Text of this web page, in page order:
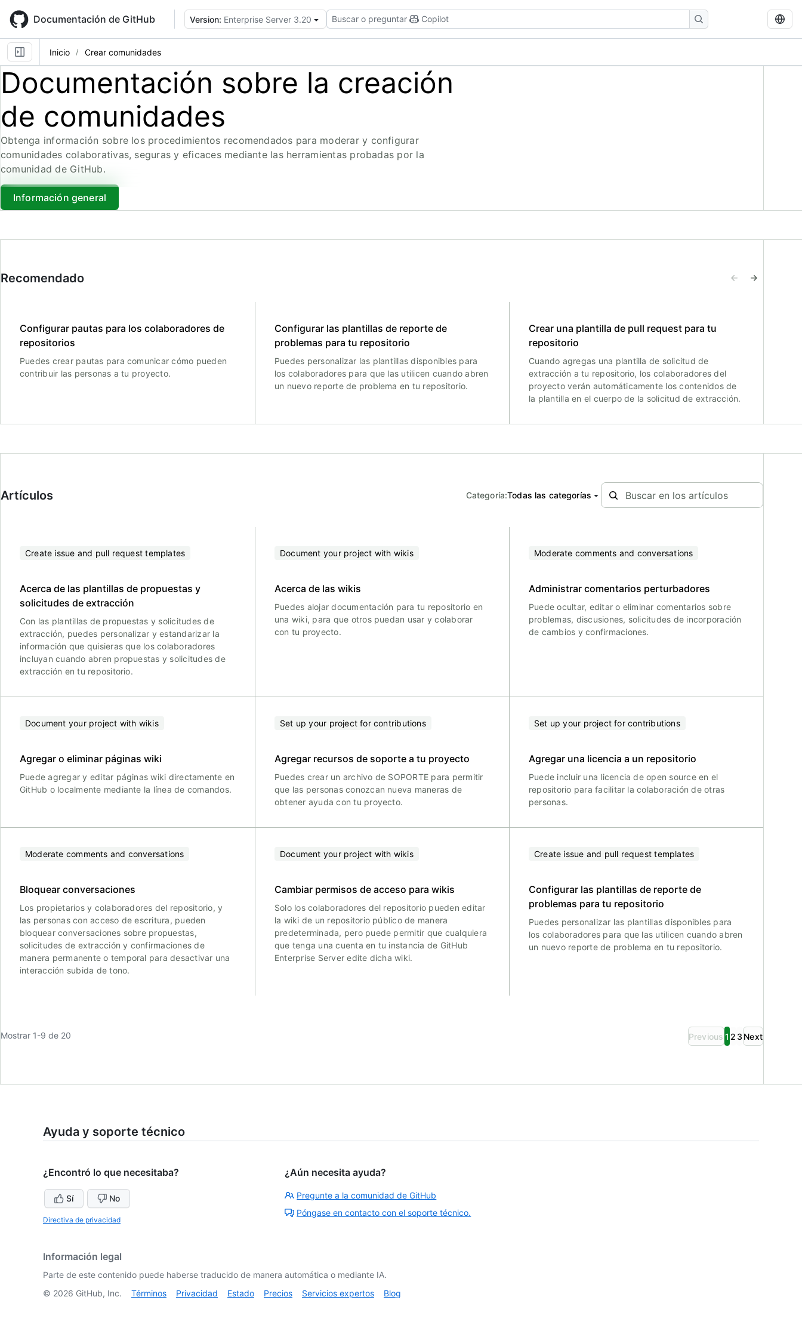
main
content
Documentación de GitHub Version: Enterprise Server 3.20 Buscar o preguntar Copilot
Inicio Crear comunidades
Documentación sobre la creación
de comunidades
Obtenga información sobre los procedimientos recomendados para moderar y configurar
comunidades colaborativas, seguras y eficaces mediante las herramientas probadas por la
comunidad de GitHub.
Información general
Recomendado
Configurar pautas para los colaboradores de
repositorios
Puedes crear pautas para comunicar cómo pueden
contribuir las personas a tu proyecto.
Configurar las plantillas de reporte de
problemas para tu repositorio
Puedes personalizar las plantillas disponibles para
los colaboradores para que las utilicen cuando abren
un nuevo reporte de problema en tu repositorio.
Crear una plantilla de pull request para tu
repositorio
Cuando agregas una plantilla de solicitud de
extracción a tu repositorio, los colaboradores del
proyecto verán automáticamente los contenidos de
la plantilla en el cuerpo de la solicitud de extracción.
Artículos Categoría:Todas las categorías
Create issue and pull request templates
Acerca de las plantillas de propuestas y
solicitudes de extracción
Con las plantillas de propuestas y solicitudes de
extracción, puedes personalizar y estandarizar la
información que quisieras que los colaboradores
incluyan cuando abren propuestas y solicitudes de
extracción en tu repositorio.
Document your project with wikis
Acerca de las wikis
Puedes alojar documentación para tu repositorio en
una wiki, para que otros puedan usar y colaborar
con tu proyecto.
Moderate comments and conversations
Administrar comentarios perturbadores
Puede ocultar, editar o eliminar comentarios sobre
problemas, discusiones, solicitudes de incorporación
de cambios y confirmaciones.
Document your project with wikis
Agregar o eliminar páginas wiki
Puede agregar y editar páginas wiki directamente en
GitHub o localmente mediante la línea de comandos.
Set up your project for contributions
Agregar recursos de soporte a tu proyecto
Puedes crear un archivo de SOPORTE para permitir
que las personas conozcan nueva maneras de
obtener ayuda con tu proyecto.
Set up your project for contributions
Agregar una licencia a un repositorio
Puede incluir una licencia de open source en el
repositorio para facilitar la colaboración de otras
personas.
Moderate comments and conversations
Bloquear conversaciones
Los propietarios y colaboradores del repositorio, y
las personas con acceso de escritura, pueden
bloquear conversaciones sobre propuestas,
solicitudes de extracción y confirmaciones de
manera permanente o temporal para desactivar una
interacción subida de tono.
Document your project with wikis
Cambiar permisos de acceso para wikis
Solo los colaboradores del repositorio pueden editar
la wiki de un repositorio público de manera
predeterminada, pero puede permitir que cualquiera
que tenga una cuenta en tu instancia de GitHub
Enterprise Server edite dicha wiki.
Create issue and pull request templates
Configurar las plantillas de reporte de
problemas para tu repositorio
Puedes personalizar las plantillas disponibles para
los colaboradores para que las utilicen cuando abren
un nuevo reporte de problema en tu repositorio.
Mostrar 1-9 de 20 Previous 1 2 3 Next
Ayuda y soporte técnico
¿Encontró lo que necesitaba?
Sí No
Directiva de privacidad
¿Aún necesita ayuda?
Pregunte a la comunidad de GitHub
Póngase en contacto con el soporte técnico.
Información legal
Parte de este contenido puede haberse traducido de manera automática o mediante IA.
© 2026 GitHub, Inc. Términos Privacidad Estado Precios Servicios expertos Blog